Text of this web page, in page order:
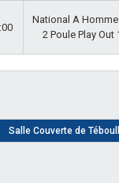
National A
2 Poule Play Out
Salle Couverte de